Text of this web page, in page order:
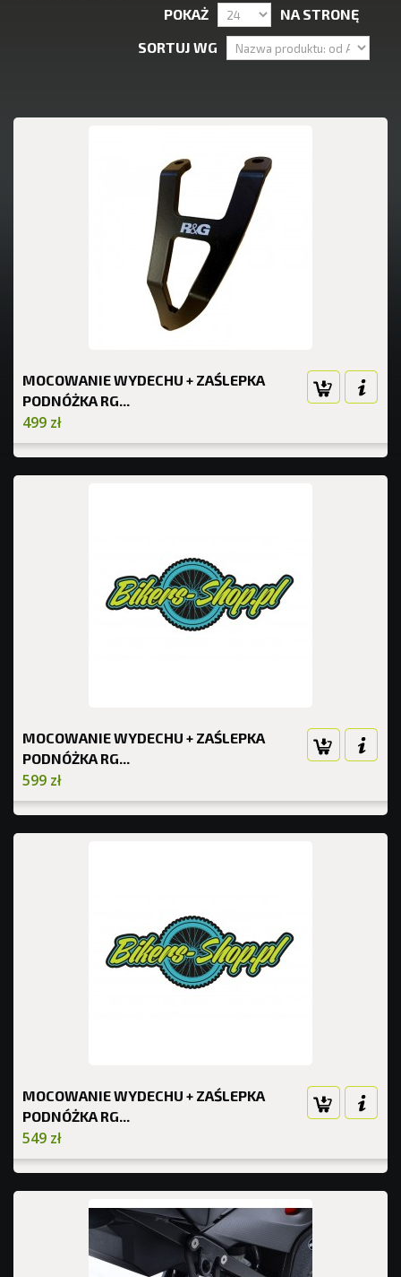
POKAŻ
NA STRONĘ
SORTUJ WG
MOCOWANIE WYDECHU + ZAŚLEPKA
PODNÓŻKA RG...
499 zł
MOCOWANIE WYDECHU + ZAŚLEPKA
PODNÓŻKA RG...
599 zł
MOCOWANIE WYDECHU + ZAŚLEPKA
PODNÓŻKA RG...
549 zł